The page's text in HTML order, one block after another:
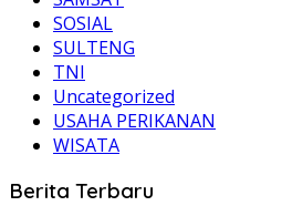
SOSIAL
SULTENG
TNI
Uncategorized
USAHA PERIKANAN
WISATA
Berita Terbaru